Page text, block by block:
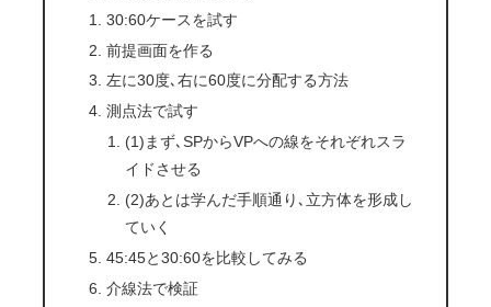
30:60ケースを試す
前提画面を作る
左に30度､右に60度に分配する方法
測点法で試す
(1)まず､SPからVPへの線をそれぞれスラ
イドさせる
(2)あとは学んだ手順通り､立方体を形成し
ていく
45:45と30:60を比較してみる
介線法で検証